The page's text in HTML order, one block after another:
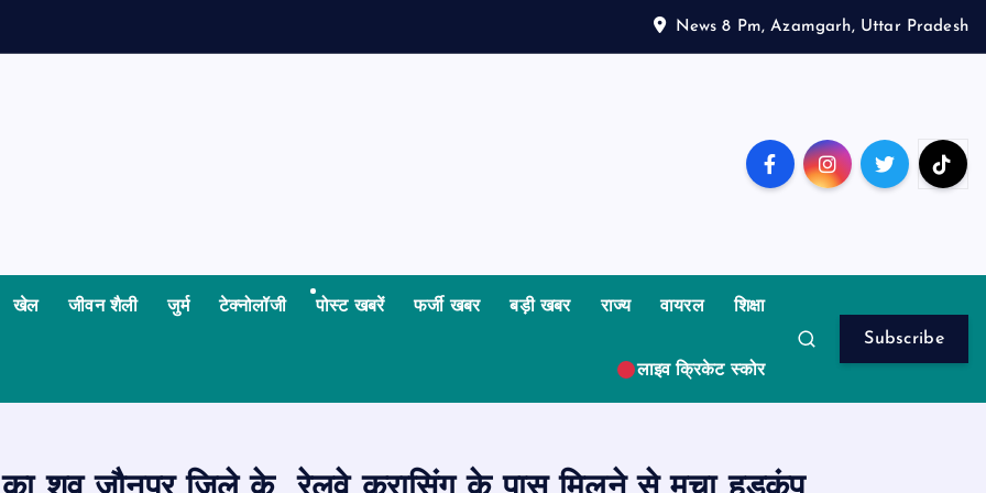
News 8 Pm, Azamgarh, Uttar Pradesh
खेल जीवन शैली जुर्म टेक्नोलॉजी पोस्ट खबरें फर्जी खबर बड़ी खबर राज्य वायरल शिक्षा
लाइव क्रिकेट स्कोर
Subscribe